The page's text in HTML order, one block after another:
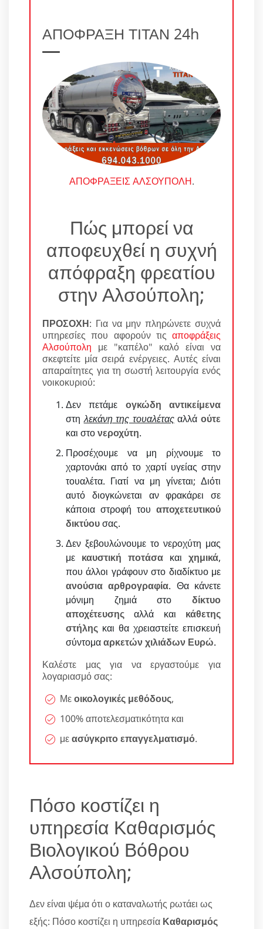
ΑΠΟΦΡΑΞΗ ΤΙΤΑΝ 24h
ΑΠΟΦΡΑΞΕΙΣ ΑΛΣΟΥΠΟΛΗ.
Πώς μπορεί να
αποφευχθεί η συχνή
απόφραξη φρεατίου
στην Αλσούπολη;
ΠΡΟΣΟΧΗ: Για να μην πληρώνετε συχνά
υπηρεσίες που αφορούν τις αποφράξεις
Αλσούπολη με "καπέλο" καλό είναι να
σκεφτείτε μία σειρά ενέργειες. Αυτές είναι
απαραίτητες για τη σωστή λειτουργία ενός
νοικοκυριού:
Δεν πετάμε ογκώδη αντικείμενα
στηλεκάνη της τουαλέταςαλλάούτε
και στονεροχύτη.
Προσέχουμε να μη ρίχνουμε το
χαρτονάκι από το χαρτί υγείας στην
τουαλέτα. Γιατί να μη γίνεται; Διότι
αυτό διογκώνεται αν φρακάρει σε
κάποια στροφή του αποχετευτικού
δικτύουσας.
Δεν ξεβουλώνουμε το νεροχύτη μας
με καυστική ποτάσα και χημικά,
που άλλοι γράφουν στο διαδίκτυο με
ανούσια αρθρογραφία. Θα κάνετε
μόνιμη ζημιά στο δίκτυο
αποχέτευσης αλλά και κάθετης
στήλης και θα χρειαστείτε επισκευή
σύντομααρκετών χιλιάδων Ευρώ.
Καλέστε μας για να εργαστούμε για
λογαριασμό σας:
Μεοικολογικές μεθόδους,
100% αποτελεσματικότητα και
μεασύγκριτο επαγγελματισμό.
Πόσο κοστίζει η
υπηρεσία Καθαρισμός
Βιολογικού Βόθρου
Αλσούπολη;
Δεν είναι ψέμα ότι ο καταναλωτής ρωτάει ως
εξής: Πόσο κοστίζει η υπηρεσία Καθαρισμός